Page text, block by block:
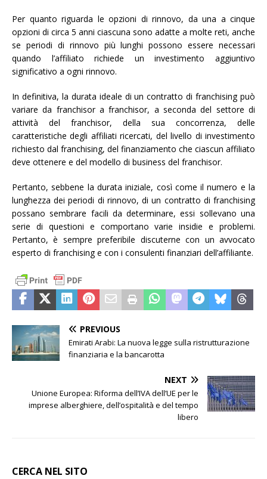
Per quanto riguarda le opzioni di rinnovo, da una a cinque
opzioni di circa 5 anni ciascuna sono adatte a molte reti, anche
se periodi di rinnovo più lunghi possono essere necessari
quando l’affiliato richiede un investimento aggiuntivo
significativo a ogni rinnovo.
In definitiva, la durata ideale di un contratto di franchising può
variare da franchisor a franchisor, a seconda del settore di
attività del franchisor, della sua concorrenza, delle
caratteristiche degli affiliati ricercati, del livello di investimento
richiesto dal franchising, del finanziamento che ciascun affiliato
deve ottenere e del modello di business del franchisor.
Pertanto, sebbene la durata iniziale, così come il numero e la
lunghezza dei periodi di rinnovo, di un contratto di franchising
possano sembrare facili da determinare, essi sollevano una
serie di questioni e comportano varie insidie e problemi.
Pertanto, è sempre preferibile discuterne con un avvocato
esperto di franchising e con i consulenti finanziari dell’affiliante.
PREVIOUS
Emirati Arabi: La nuova legge sulla ristrutturazione
finanziaria e la bancarotta
NEXT
Unione Europea: Riforma dell’IVA dell’UE per le
imprese alberghiere, dell’ospitalità e del tempo
libero
CERCA NEL SITO